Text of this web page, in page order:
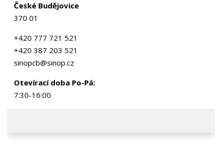
České Budějovice
370 01
+420 777 721 521
+420 387 203 521
sinopcb@sinop.cz
Otevírací doba Po-Pá:
7:30-16:00